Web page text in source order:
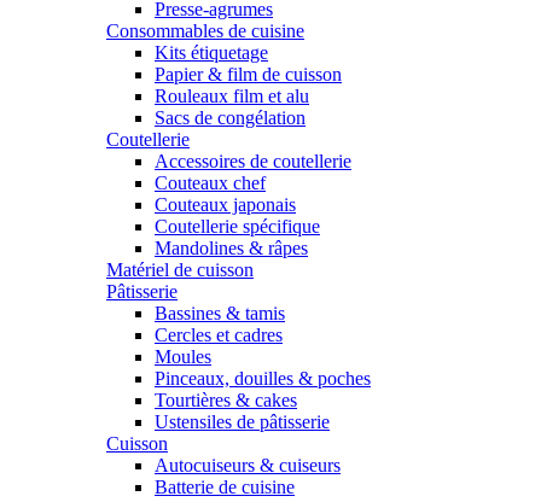
Presse-agrumes
Consommables de cuisine
Kits étiquetage
Papier & film de cuisson
Rouleaux film et alu
Sacs de congélation
Coutellerie
Accessoires de coutellerie
Couteaux chef
Couteaux japonais
Coutellerie spécifique
Mandolines & râpes
Matériel de cuisson
Pâtisserie
Bassines & tamis
Cercles et cadres
Moules
Pinceaux, douilles & poches
Tourtières & cakes
Ustensiles de pâtisserie
Cuisson
Autocuiseurs & cuiseurs
Batterie de cuisine